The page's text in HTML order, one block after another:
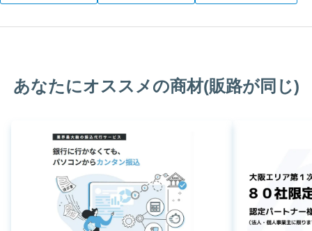
あなたにオススメの商材(販路が同じ)